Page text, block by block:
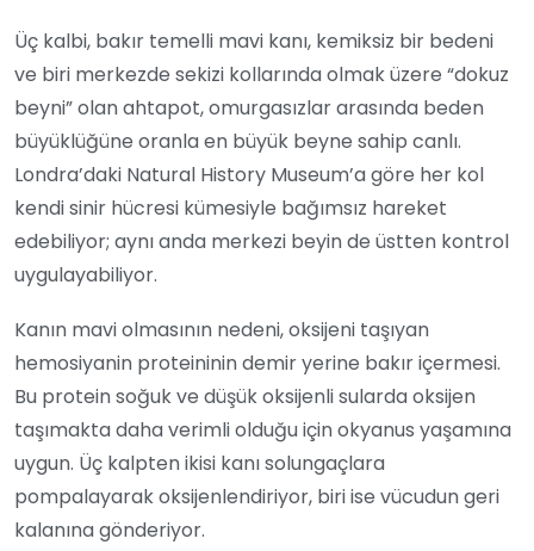
Üç kalbi, bakır temelli mavi kanı, kemiksiz bir bedeni
ve biri merkezde sekizi kollarında olmak üzere “dokuz
beyni” olan ahtapot, omurgasızlar arasında beden
büyüklüğüne oranla en büyük beyne sahip canlı.
Londra’daki Natural History Museum’a göre her kol
kendi sinir hücresi kümesiyle bağımsız hareket
edebiliyor; aynı anda merkezi beyin de üstten kontrol
uygulayabiliyor.
Kanın mavi olmasının nedeni, oksijeni taşıyan
hemosiyanin proteininin demir yerine bakır içermesi.
Bu protein soğuk ve düşük oksijenli sularda oksijen
taşımakta daha verimli olduğu için okyanus yaşamına
uygun. Üç kalpten ikisi kanı solungaçlara
pompalayarak oksijenlendiriyor, biri ise vücudun geri
kalanına gönderiyor.